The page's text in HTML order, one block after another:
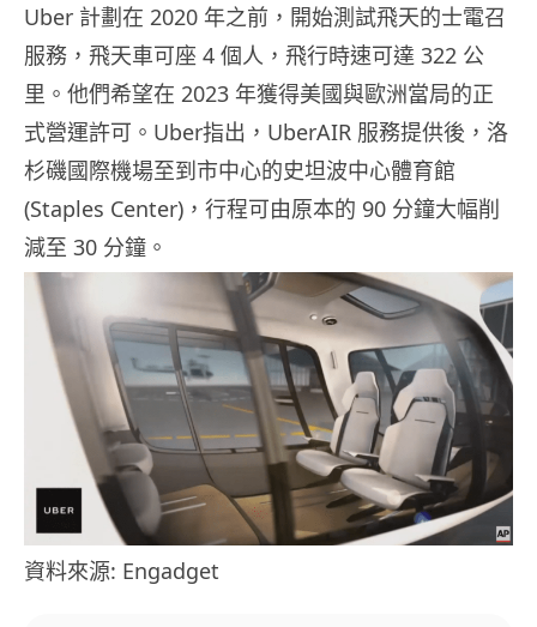
Uber 計劃在 2020 年之前，開始測試飛天的士電召
服務，飛天車可座 4 個人，飛行時速可達 322 公
里。他們希望在 2023 年獲得美國與歐洲當局的正
式營運許可。Uber指出，UberAIR 服務提供後，洛
杉磯國際機場至到市中心的史坦波中心體育館
(Staples Center)，行程可由原本的 90 分鐘大幅削
減至 30 分鐘。
資料來源: Engadget